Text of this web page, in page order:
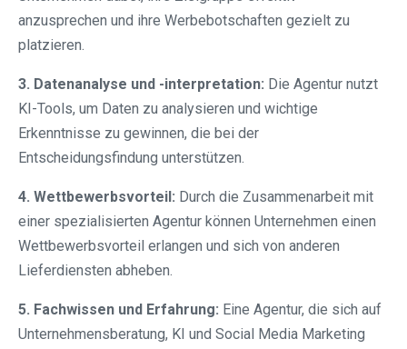
anzusprechen und ihre Werbebotschaften gezielt zu
platzieren.
3. Datenanalyse und -interpretation: Die Agentur nutzt
KI-Tools, um Daten zu analysieren und wichtige
Erkenntnisse zu gewinnen, die bei der
Entscheidungsfindung unterstützen.
4. Wettbewerbsvorteil: Durch die Zusammenarbeit mit
einer spezialisierten Agentur können Unternehmen einen
Wettbewerbsvorteil erlangen und sich von anderen
Lieferdiensten abheben.
5. Fachwissen und Erfahrung: Eine Agentur, die sich auf
Unternehmensberatung, KI und Social Media Marketing